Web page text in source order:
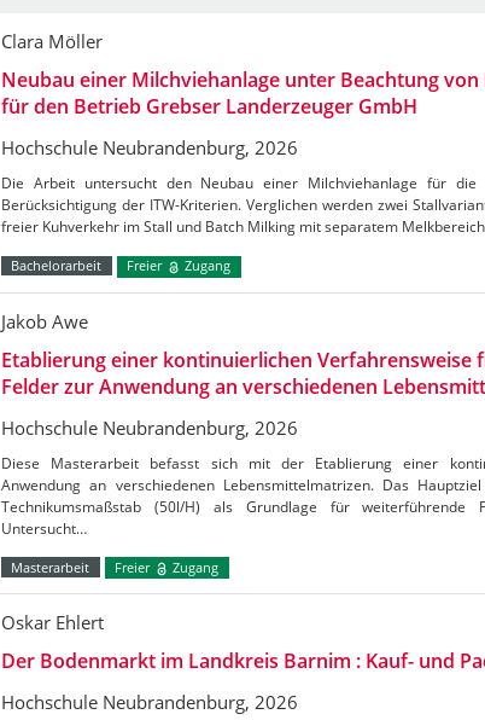
Clara Möller
Neubau einer Milchviehanlage unter Beachtung
für den Betrieb Grebser Landerzeuger GmbH
Hochschule Neubrandenburg, 2026
Die Arbeit untersucht den Neubau einer Milchviehanlage für die
Berücksichtigung der ITW-Kriterien. Verglichen werden zwei
freier Kuhverkehr im Stall und Batch Milking mit separatem
Bachelorarbeit Freier Zugang
Jakob Awe
Etablierung einer kontinuierlichen Verfahrensweise
Felder zur Anwendung an verschiedenen
Hochschule Neubrandenburg, 2026
Diese Masterarbeit befasst sich mit der Etablierung einer
Anwendung an verschiedenen Lebensmittelmatrizen. Das
Technikumsmaßstab (50l/H) als Grundlage für weiterführende
Untersucht…
Masterarbeit Freier Zugang
Oskar Ehlert
Der Bodenmarkt im Landkreis Barnim : Kauf- und
Hochschule Neubrandenburg, 2026